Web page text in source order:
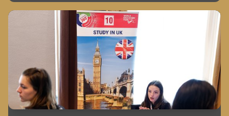
nepremičnino v ZDA, je ugotovil, da lahko na Finskem
kupi cel otok, in sicer za manj, kot bi moral v ZDA odšteti
za stanovanjski depozit.